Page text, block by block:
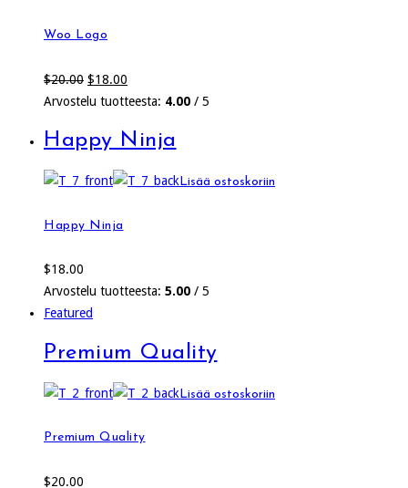
Woo Logo
$20.00 Alkuperäinen
hinta
$20.00.
$18.00
hinta
$18.00.
Arvostelu tuotteesta: 4.00 / 5
Happy Ninja
Lisää ostoskoriin
Happy Ninja
$18.00
Arvostelu tuotteesta: 5.00 / 5
Featured
Premium Quality
Lisää ostoskoriin
Premium Quality
$20.00